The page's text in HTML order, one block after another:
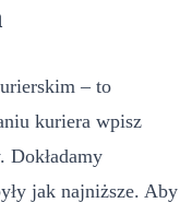
– to
kuriera wpisz
Dokładamy
jak najniższe. Aby